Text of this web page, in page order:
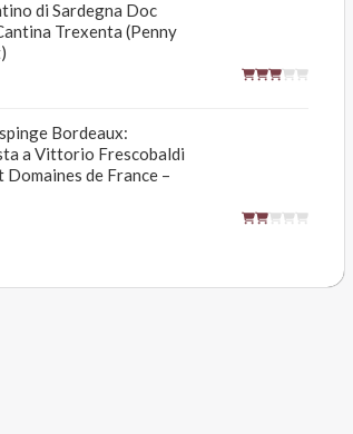
di Sardegna Doc
Trexenta (Penny
Bordeaux:
a Vittorio Frescobaldi
Domaines de France –